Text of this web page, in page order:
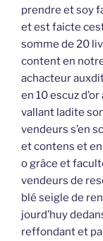
prendre et soy
et est faicte
somme de 20
content en
achacteur
en 10 escuz
vallant ladite
vendeurs s’en
et contens et
o grâce et
vendeurs de
blé seigle de
jourd’huy
reffondant et